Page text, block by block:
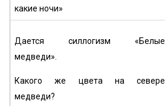
какие ночи»
Дается силлогизм «Белые
медведи».
Какого же цвета на севере
медведи?